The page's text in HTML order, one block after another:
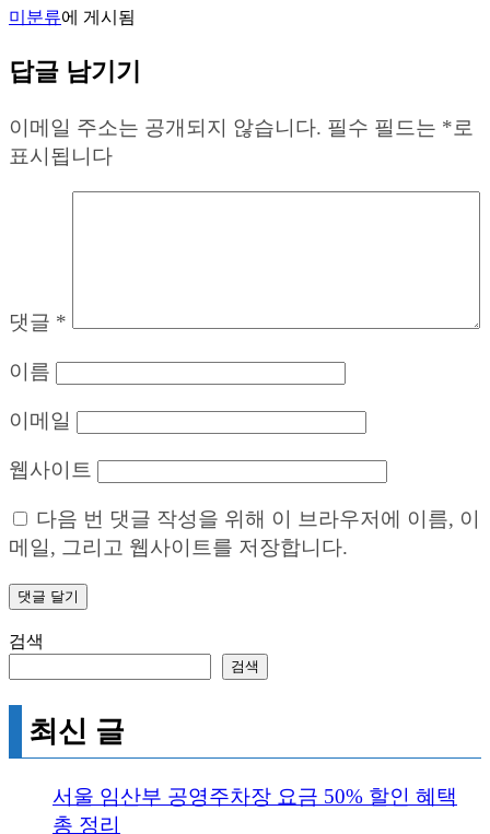
미분류에 게시됨
답글 남기기
이메일 주소는 공개되지 않습니다. 필수 필드는 *로
표시됩니다
댓글 *
이름
이메일
웹사이트
다음 번 댓글 작성을 위해 이 브라우저에 이름, 이
메일, 그리고 웹사이트를 저장합니다.
검색
검색
최신 글
서울 임산부 공영주차장 요금 50% 할인 혜택
총 정리